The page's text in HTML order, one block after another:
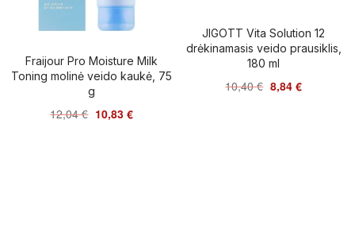
Fraijour Pro Moisture Milk
Toning molinė veido kaukė, 75
g
12,04€ 10,83 €
JIGOTT Vita Solution 12
drėkinamasis veido prausiklis,
180 ml
10,40€ 8,84 €